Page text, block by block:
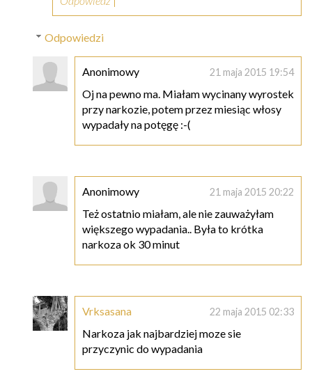
Odpowiedzi
Anonimowy 21 maja 2015 19:54
Oj na pewno ma. Miałam wycinany wyrostek
przy narkozie, potem przez miesiąc włosy
wypadały na potęgę :-(
Anonimowy 21 maja 2015 20:22
Też ostatnio miałam, ale nie zauważyłam
większego wypadania.. Była to krótka
narkoza ok 30 minut
Vrksasana 22 maja 2015 02:33
Narkoza jak najbardziej moze sie
przyczynic do wypadania